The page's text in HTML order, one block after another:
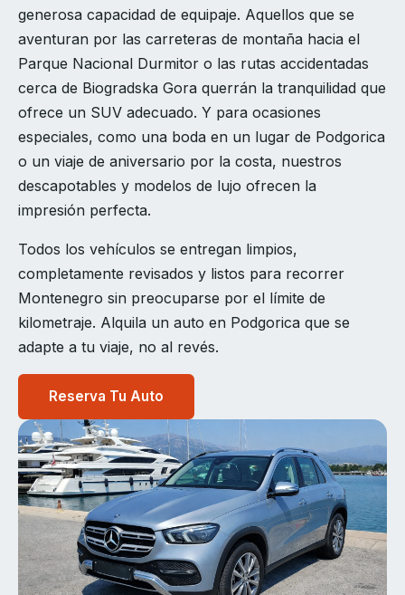
generosa capacidad de equipaje. Aquellos que se
aventuran por las carreteras de montaña hacia el
Parque Nacional Durmitor o las rutas accidentadas
cerca de Biogradska Gora querrán la tranquilidad que
ofrece un SUV adecuado. Y para ocasiones
especiales, como una boda en un lugar de Podgorica
o un viaje de aniversario por la costa, nuestros
descapotables y modelos de lujo ofrecen la
impresión perfecta.
Todos los vehículos se entregan limpios,
completamente revisados y listos para recorrer
Montenegro sin preocuparse por el límite de
kilometraje. Alquila un auto en Podgorica que se
adapte a tu viaje, no al revés.
Reserva Tu Auto